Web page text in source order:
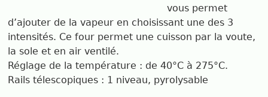
vous permet
d’ajouter de la vapeur en choisissant une des 3
intensités. Ce four permet une cuisson par la voute,
la sole et en air ventilé.
Réglage de la température : de 40°C à 275°C.
Rails télescopiques : 1 niveau, pyrolysable